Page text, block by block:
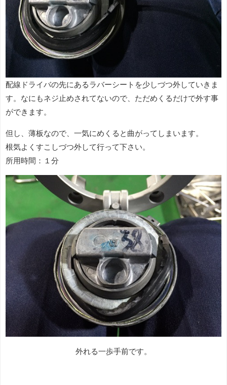
配線ドライバの先にあるラバーシートを少しづつ外していきま
す。なにもネジ止めされてないので、ただめくるだけで外す事
ができます。
但し、薄板なので、一気にめくると曲がってしまいます。
根気よくすこしづつ外して行って下さい。
所用時間：１分
外れる一歩手前です。